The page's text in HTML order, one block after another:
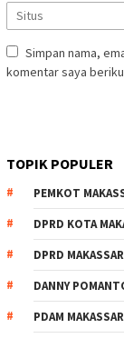
Simpan nama,
komentar saya
TOPIK POPULER
PEMKOT
DPRD KOTA
DPRD MAKASSAR
DANNY
PDAM MAKASSAR